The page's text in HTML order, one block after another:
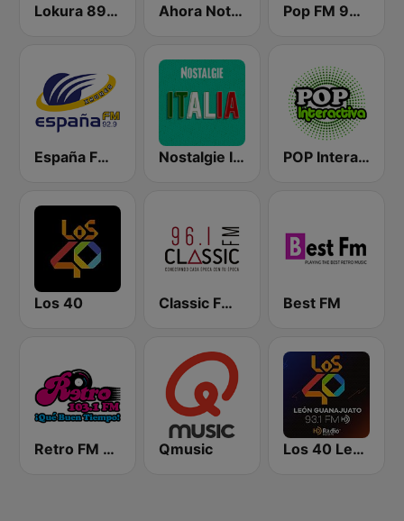
Lokura 89.3 FM Ahora Noticias Radio Pop FM 98.7
España FM 92.9 FM Nostalgie Italia POP Interactiva
Los 40 Classic FM 96.1 Best FM
Retro FM 103.1 Qmusic Los 40 León